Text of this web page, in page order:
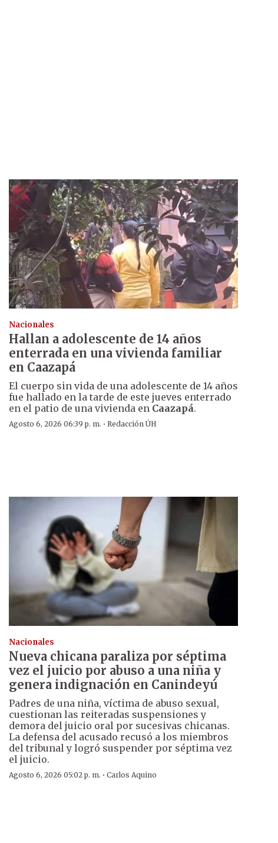
Nacionales
Hallan a adolescente de 14 años
enterrada en una vivienda familiar
en Caazapá
El cuerpo sin vida de una adolescente de 14 años
fue hallado en la tarde de este jueves enterrado
en el patio de una vivienda en Caazapá.
Agosto 6, 2026 06:39 p. m. · Redacción ÚH
Nacionales
Nueva chicana paraliza por séptima
vez el juicio por abuso a una niña y
genera indignación en Canindeyú
Padres de una niña, víctima de abuso sexual,
cuestionan las reiteradas suspensiones y
demora del juicio oral por sucesivas chicanas.
La defensa del acusado recusó a los miembros
del tribunal y logró suspender por séptima vez
el juicio.
Agosto 6, 2026 05:02 p. m. · Carlos Aquino